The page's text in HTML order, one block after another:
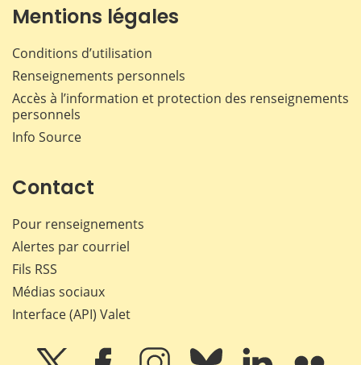
Mentions légales
Conditions d’utilisation
Renseignements personnels
Accès à l’information et protection des renseignements
personnels
Info Source
Contact
Pour renseignements
Alertes par courriel
Fils RSS
Médias sociaux
Interface (API) Valet